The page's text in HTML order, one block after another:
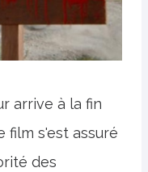
arrive à la fin
film s'est assuré
des